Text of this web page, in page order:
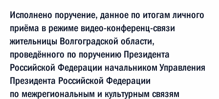
Исполнено поручение, данное по итогам личного
приёма в режиме видео-конференц-связи
жительницы Волгоградской области,
проведённого по поручению Президента
Российской Федерации начальником Управления
Президента Российской Федерации
по межрегиональным и культурным связям